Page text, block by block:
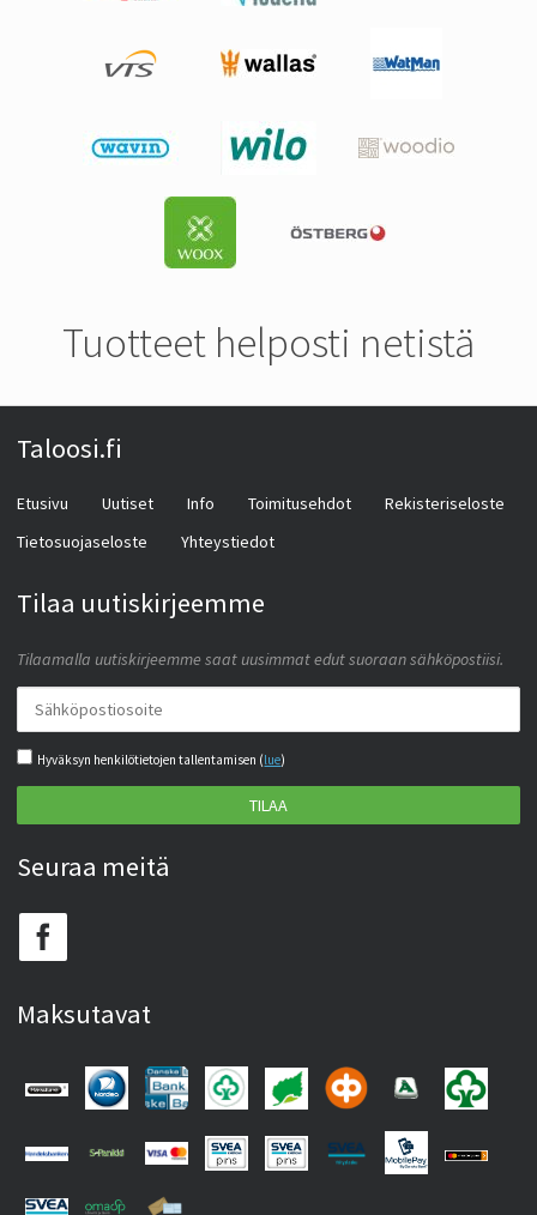
Tuotteet helposti netistä
Taloosi.fi
Etusivu Uutiset Info Toimitusehdot
Rekisteriseloste
Tietosuojaseloste
Yhteystiedot
Tilaa uutiskirjeemme
Tilaamalla uutiskirjeemme saat uusimmat edut suoraan sähköpostiisi.
Hyväksyn henkilötietojen tallentamisen (lue)
TILAA
Seuraa meitä
Maksutavat